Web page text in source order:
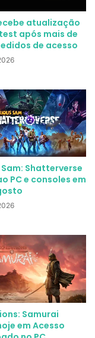
atualização
após mais de
de acesso
Shatterverse
PC e consoles em
Samurai
em Acesso